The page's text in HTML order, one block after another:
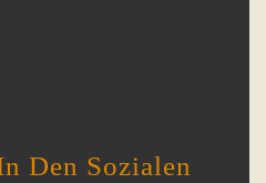
Den Sozialen